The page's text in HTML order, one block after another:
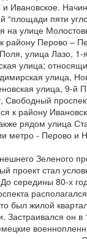
Ивановское.
“площади пяти
на улице
району Перово –
улица Лазо, 1-
улица;
улица,
улица, 9-й
Свободный
к району
рядом улица
метро - Перово и
Зеленого
проект стал
середины 80-х
был жилой
он в